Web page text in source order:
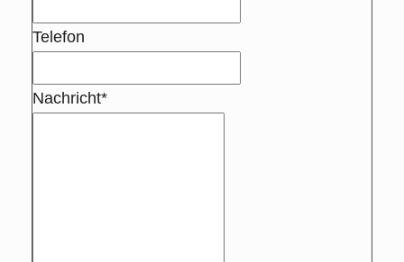
Telefon
Nachricht*